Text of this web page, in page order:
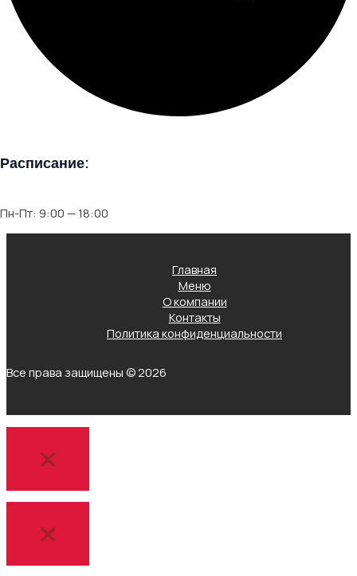
Расписание:
Пн-Пт: 9:00 — 18:00
Главная
Меню
О компании
Контакты
Политика конфиденциальности
Все права защищены © 2026
×
×